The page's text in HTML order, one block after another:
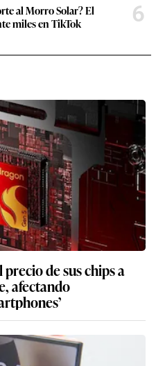
al Morro Solar? El
miles en TikTok
6
de sus chips a
afectando